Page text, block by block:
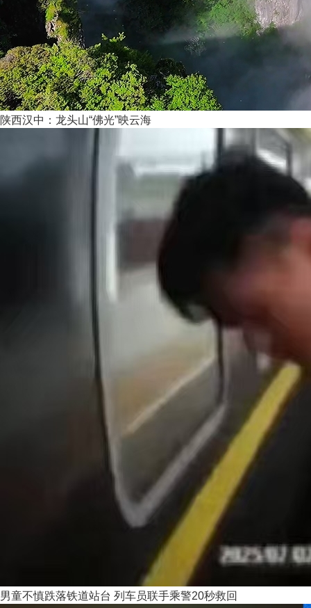
陕西汉中：龙头山“佛光”映云海
男童不慎跌落铁道站台 列车员联手乘警20秒救回